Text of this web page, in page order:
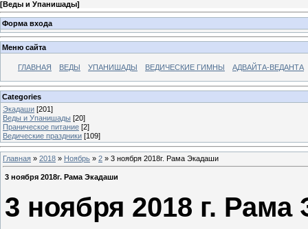
[Веды и Упанишады]
Форма входа
Меню сайта
ГЛАВНАЯ ВЕДЫ УПАНИШАДЫ ВЕДИЧЕСКИЕ ГИМНЫ АДВАЙТА-ВЕДАНТА
Categories
Экадаши [201]
Веды и Упанишады [20]
Праническое питание [2]
Ведические праздники [109]
Главная » 2018 » Ноябрь » 2 » 3 ноября 2018г. Рама Экадаши
3 ноября 2018г. Рама Экадаши
3 ноября 2018 г.